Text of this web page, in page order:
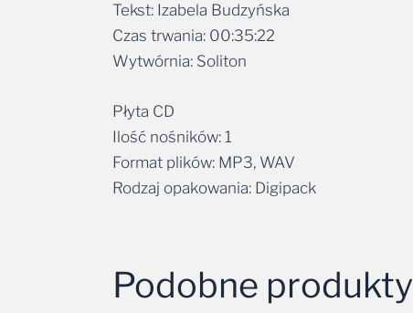
Tekst: Izabela Budzyńska
Czas trwania: 00:35:22
Wytwórnia: Soliton
Płyta CD
Ilość nośników: 1
Format plików: MP3, WAV
Rodzaj opakowania: Digipack
Podobne produkty